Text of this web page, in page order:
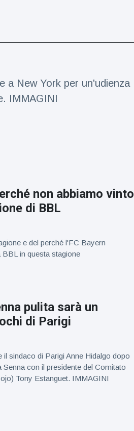
a New York per un'udienza
IMMAGINI
non abbiamo vinto
di BBL
e del perché l'FC Bayern
in questa stagione
pulita sarà un
di Parigi
sindaco di Parigi Anne Hidalgo dopo
con il presidente del Comitato
Tony Estanguet. IMMAGINI